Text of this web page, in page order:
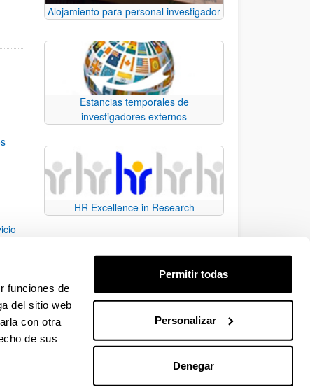
funciones de
del sitio web
con otra
de sus
Permitir todas
Personalizar
Denegar
para desplazarse.
Alojamiento para personal investigador
Estancias temporales de
investigadores externos
HR Excellence in Research